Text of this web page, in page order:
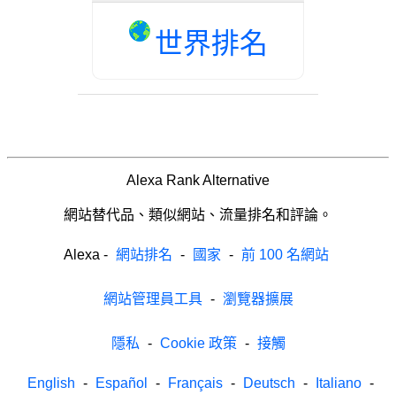
世界排名
Alexa Rank Alternative
網站替代品、類似網站、流量排名和評論。
Alexa - 網站排名 - 國家 - 前 100 名網站
網站管理員工具 - 瀏覽器擴展
隱私 - Cookie 政策 - 接觸
English - Español - Français - Deutsch - Italiano -